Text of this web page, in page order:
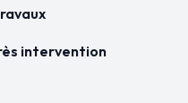
intervention